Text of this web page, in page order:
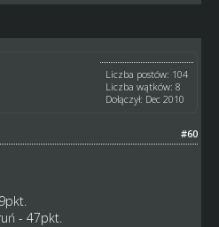
Liczba postów: 104
Liczba wątków: 8
Dołączył: Dec 2010
#60
- 47pkt.